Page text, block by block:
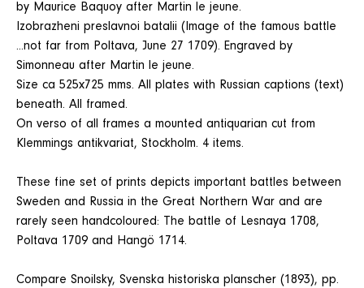
by Maurice Baquoy after Martin le jeune.
Izobrazheni preslavnoi batalii (Image of the famous battle
...not far from Poltava, June 27 1709). Engraved by
Simonneau after Martin le jeune.
Size ca 525x725 mms. All plates with Russian captions (text)
beneath. All framed.
On verso of all frames a mounted antiquarian cut from
Klemmings antikvariat, Stockholm. 4 items.
These fine set of prints depicts important battles between
Sweden and Russia in the Great Northern War and are
rarely seen handcoloured: The battle of Lesnaya 1708,
Poltava 1709 and Hangö 1714.
Compare Snoilsky, Svenska historiska planscher (1893), pp.